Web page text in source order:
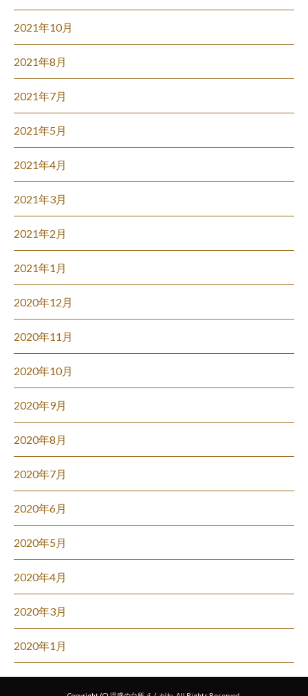
2021年10月
2021年8月
2021年7月
2021年5月
2021年4月
2021年3月
2021年2月
2021年1月
2020年12月
2020年11月
2020年10月
2020年9月
2020年8月
2020年7月
2020年6月
2020年5月
2020年4月
2020年3月
2020年1月